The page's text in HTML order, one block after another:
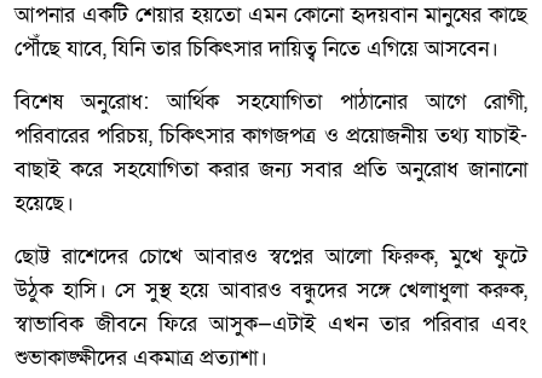
আপনার একটি শেয়ার হয়তো এমন কোনো হৃদয়বান মানুষের কাছে
পৌঁছে যাবে, যিনি তার চিকিৎসার দায়িত্ব নিতে এগিয়ে আসবেন।
বিশেষ অনুরোধ: আর্থিক সহযোগিতা পাঠানোর আগে রোগী,
পরিবারের পরিচয়, চিকিৎসার কাগজপত্র ও প্রয়োজনীয় তথ্য যাচাই-
বাছাই করে সহযোগিতা করার জন্য সবার প্রতি অনুরোধ জানানো
হয়েছে।
ছোট্ট রাশেদের চোখে আবারও স্বপ্নের আলো ফিরুক, মুখে ফুটে
উঠুক হাসি। সে সুস্থ হয়ে আবারও বন্ধুদের সঙ্গে খেলাধুলা করুক,
স্বাভাবিক জীবনে ফিরে আসুক—এটাই এখন তার পরিবার এবং
শুভাকাঙ্ক্ষীদের একমাত্র প্রত্যাশা।